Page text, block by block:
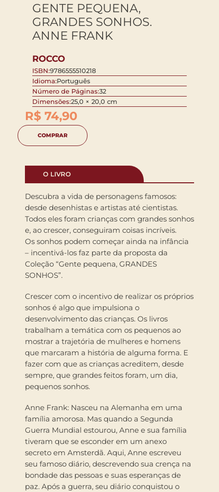
GENTE PEQUENA,
GRANDES SONHOS.
ANNE FRANK
ROCCO
ISBN:9786555510218
Idioma:Português
Número de Páginas:32
Dimensões:25,0 × 20,0 cm
R$ 74,90
COMPRAR
O LIVRO
Descubra a vida de personagens famosos:
desde desenhistas e artistas até cientistas.
Todos eles foram crianças com grandes sonhos
e, ao crescer, conseguiram coisas incríveis.
Os sonhos podem começar ainda na infância
– incentivá-los faz parte da proposta da
Coleção “Gente pequena, GRANDES
SONHOS”.
Crescer com o incentivo de realizar os próprios
sonhos é algo que impulsiona o
desenvolvimento das crianças. Os livros
trabalham a temática com os pequenos ao
mostrar a trajetória de mulheres e homens
que marcaram a história de alguma forma. E
fazer com que as crianças acreditem, desde
sempre, que grandes feitos foram, um dia,
pequenos sonhos.
Anne Frank: Nasceu na Alemanha em uma
família amorosa. Mas quando a Segunda
Guerra Mundial estourou, Anne e sua família
tiveram que se esconder em um anexo
secreto em Amsterdã. Aqui, Anne escreveu
seu famoso diário, descrevendo sua crença na
bondade das pessoas e suas esperanças de
paz. Após a guerra, seu diário conquistou o